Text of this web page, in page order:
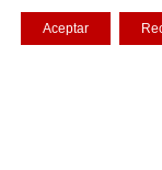
Aceptar